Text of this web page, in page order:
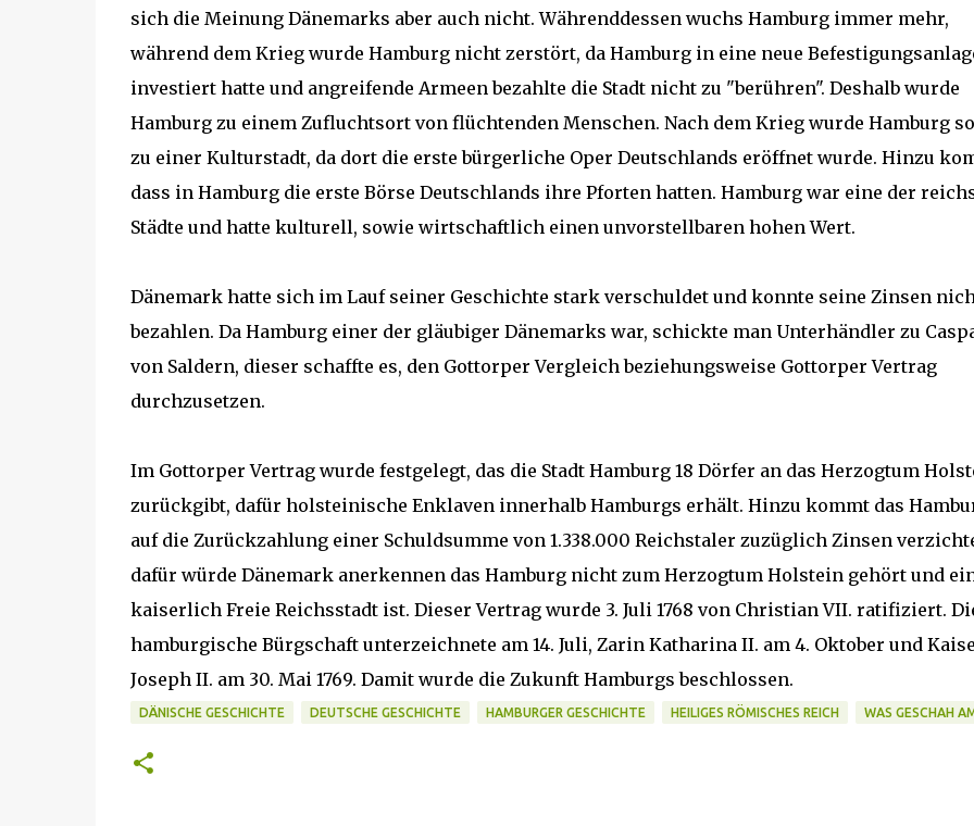
sich die Meinung Dänemarks aber auch nicht. Währenddessen wuchs Hamburg immer mehr,
während dem Krieg wurde Hamburg nicht zerstört, da Hamburg in eine neue
investiert hatte und angreifende Armeen bezahlte die Stadt nicht zu "berühren". Deshalb wurde
Hamburg zu einem Zufluchtsort von flüchtenden Menschen. Nach dem Krieg wurde Hamburg
zu einer Kulturstadt, da dort die erste bürgerliche Oper Deutschlands eröffnet wurde. Hinzu
dass in Hamburg die erste Börse Deutschlands ihre Pforten hatten. Hamburg war eine der
Städte und hatte kulturell, sowie wirtschaftlich einen unvorstellbaren hohen Wert.
Dänemark hatte sich im Lauf seiner Geschichte stark verschuldet und konnte seine Zinsen
bezahlen. Da Hamburg einer der gläubiger Dänemarks war, schickte man Unterhändler zu
von Saldern, dieser schaffte es, den Gottorper Vergleich beziehungsweise Gottorper Vertrag
durchzusetzen.
Im Gottorper Vertrag wurde festgelegt, das die Stadt Hamburg 18 Dörfer an das Herzogtum
zurückgibt, dafür holsteinische Enklaven innerhalb Hamburgs erhält. Hinzu kommt das
auf die Zurückzahlung einer Schuldsumme von 1.338.000 Reichstaler zuzüglich Zinsen
dafür würde Dänemark anerkennen das Hamburg nicht zum Herzogtum Holstein gehört und
kaiserlich Freie Reichsstadt ist. Dieser Vertrag wurde 3. Juli 1768 von Christian VII. ratifiziert.
hamburgische Bürgschaft unterzeichnete am 14. Juli, Zarin Katharina II. am 4. Oktober und
Joseph II. am 30. Mai 1769. Damit wurde die Zukunft Hamburgs beschlossen.
DÄNISCHE GESCHICHTE DEUTSCHE GESCHICHTE HAMBURGER GESCHICHTE HEILIGES RÖMISCHES REICH WAS GESCHAH